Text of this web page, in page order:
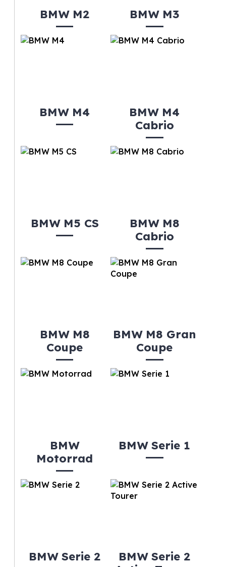
BMW M2 BMW M3
BMW M4
BMW M4
Cabrio
BMW M5 CS
BMW M8
Cabrio
BMW M8
Coupe
BMW M8 Gran
Coupe
BMW
Motorrad
BMW Serie 1
BMW Serie 2
BMW Serie 2